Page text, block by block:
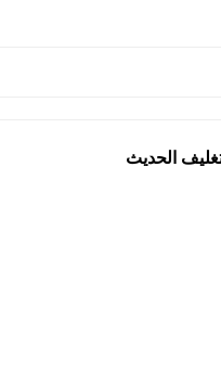
الحديث